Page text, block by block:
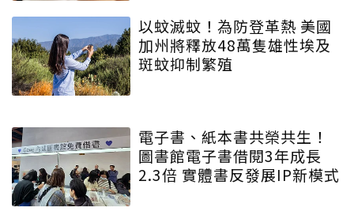
以蚊滅蚊！為防登革熱 美國
加州將釋放48萬隻雄性埃及
斑蚊抑制繁殖
電子書、紙本書共榮共生！
圖書館電子書借閱3年成長
2.3倍 實體書反發展IP新模式